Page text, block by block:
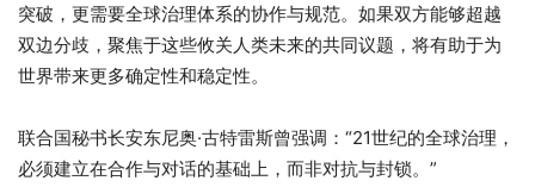
突破，更需要全球治理体系的协作与规范。如果双方能够超越
双边分歧，聚焦于这些攸关人类未来的共同议题，将有助于为
世界带来更多确定性和稳定性。
联合国秘书长安东尼奥·古特雷斯曾强调：“21世纪的全球治理，
必须建立在合作与对话的基础上，而非对抗与封锁。”